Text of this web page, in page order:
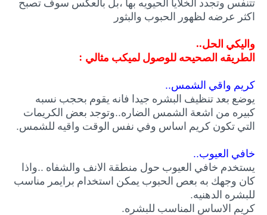
اكثر عرضه لظهور الحبوب والبثور
واليكي الحل..
الطريقه الصحيحه للوصول لميكب مثالي :
كريم واقي الشمس..
يوضع بعد تنظيف البشره جيدا فانه يقوم بحجب نسبه
كبيره من اشعة الشمس الضاره..وتوجد بعض الكريمات
التي تكون كريم اساس وفي نفس الوقت واقيه للشمس.
خافي العيوب..
يستخدم خافي العيوب حول منطقة الانف والشفاه ..واذا
كان وجهك به بعص الحبوب يمكن استخدام برايمر مناسب
للبشره الدهنيه.
كريم الاساس المناسب للبشره.